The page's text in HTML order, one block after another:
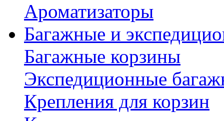
Ароматизаторы
Багажные и
Багажные корзины
Экспедиционные
Крепления для корзин